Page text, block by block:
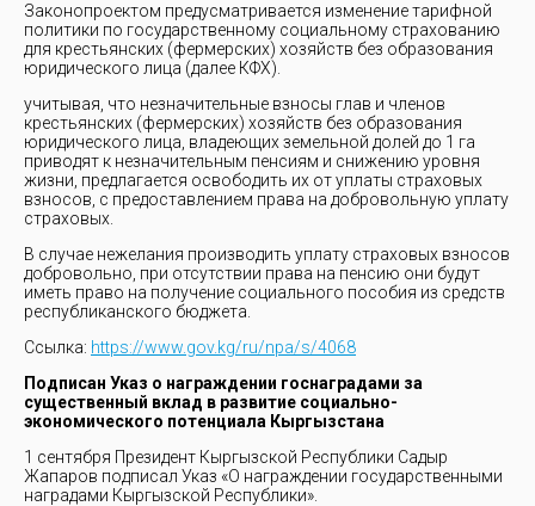
Законопроектом предусматривается изменение тарифной
политики по государственному социальному страхованию
для крестьянских (фермерских) хозяйств без образования
юридического лица (далее КФХ).
учитывая, что незначительные взносы глав и членов
крестьянских (фермерских) хозяйств без образования
юридического лица, владеющих земельной долей до 1 га
приводят к незначительным пенсиям и снижению уровня
жизни, предлагается освободить их от уплаты страховых
взносов, с предоставлением права на добровольную уплату
страховых.
В случае нежелания производить уплату страховых взносов
добровольно, при отсутствии права на пенсию они будут
иметь право на получение социального пособия из средств
республиканского бюджета.
Ссылка: https://www.gov.kg/ru/npa/s/4068
Подписан Указ о награждении госнаградами за
существенный вклад в развитие социально-
экономического потенциала Кыргызстана
1 сентября Президент Кыргызской Республики Садыр
Жапаров подписал Указ «О награждении государственными
наградами Кыргызской Республики».